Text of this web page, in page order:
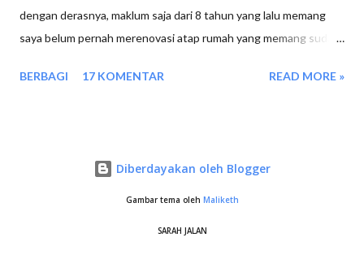
dengan derasnya, maklum saja dari 8 tahun yang lalu memang
saya belum pernah merenovasi atap rumah yang memang sudah
gaji, namun tetap saja tidak cukup untuk merombak kembali atap
BERBAGI 17 KOMENTAR READ MORE »
Diberdayakan oleh Blogger
Gambar tema oleh Maliketh
SARAH JALAN